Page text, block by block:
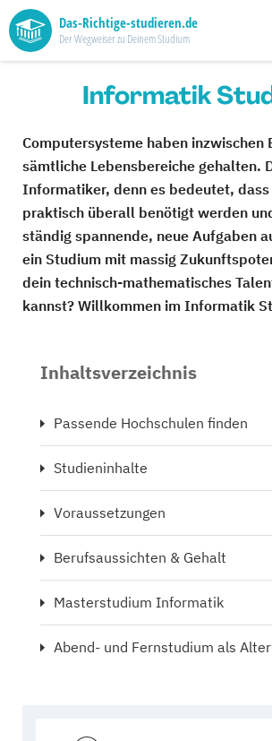
Das-Richtige-studieren.de
Der Wegweiser zu Deinem Studium
Informatik
Computersysteme haben inzwischen
sämtliche Lebensbereiche gehalten.
Informatiker, denn es bedeutet, dass
praktisch überall benötigt werden
ständig spannende, neue Aufgaben
ein Studium mit massig
dein technisch-mathematisches
kannst? Willkommen im Informatik
Inhaltsverzeichnis
Passende Hochschulen finden
Studieninhalte
Voraussetzungen
Berufsaussichten & Gehalt
Masterstudium Informatik
Abend- und Fernstudium als